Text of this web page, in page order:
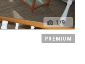
1/9
PREMIUM